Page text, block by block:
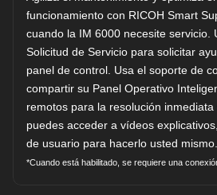
funcionamiento con RICOH Smart
cuando la IM 6000 necesite servicio.
Solicitud de Servicio para solicitar
panel de control. Usa el soporte de
compartir su Panel Operativo
remotos para la resolución inmediata
puedes acceder a vídeos
de usuario para hacerlo usted mismo.
*Cuando está habilitado, se requiere una